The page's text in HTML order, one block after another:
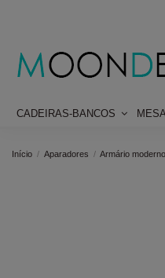
CADEIRAS-BANCOS
Início Aparadores Armário